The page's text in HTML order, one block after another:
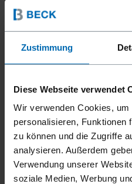
Zustimmung
Diese Webseite verwendet
Wir verwenden Cookies,
personalisieren, Funktionen
zu können und die Zugriffe
analysieren. Außerdem
Verwendung unserer
soziale Medien, Werbung
LAND
PLZ
IHRE NACHRICHT